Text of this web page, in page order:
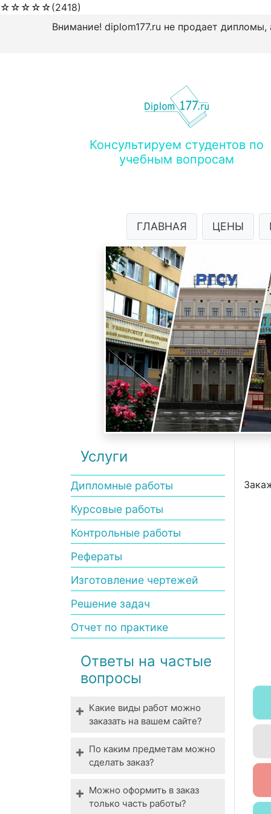
☆ ☆ ☆ ☆ ☆(2418)
Внимание! diplom177.ru не продает
Консультируем студентов по
учебным вопросам
ГЛАВНАЯ ЦЕНЫ
Услуги
Дипломные работы
Курсовые работы
Контрольные работы
Рефераты
Изготовление чертежей
Решение задач
Отчет по практике
Ответы на частые
вопросы
Какие виды работ можно
заказать на вашем сайте?
Мы выполняем все виды
студенческих работ. У нас
выполнение даже
специфической работы.
По каким предметам можно
сделать заказ?
Технические,
гуманитарные,
Можно оформить в заказ
только часть работы?